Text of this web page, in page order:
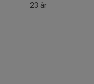
23 år